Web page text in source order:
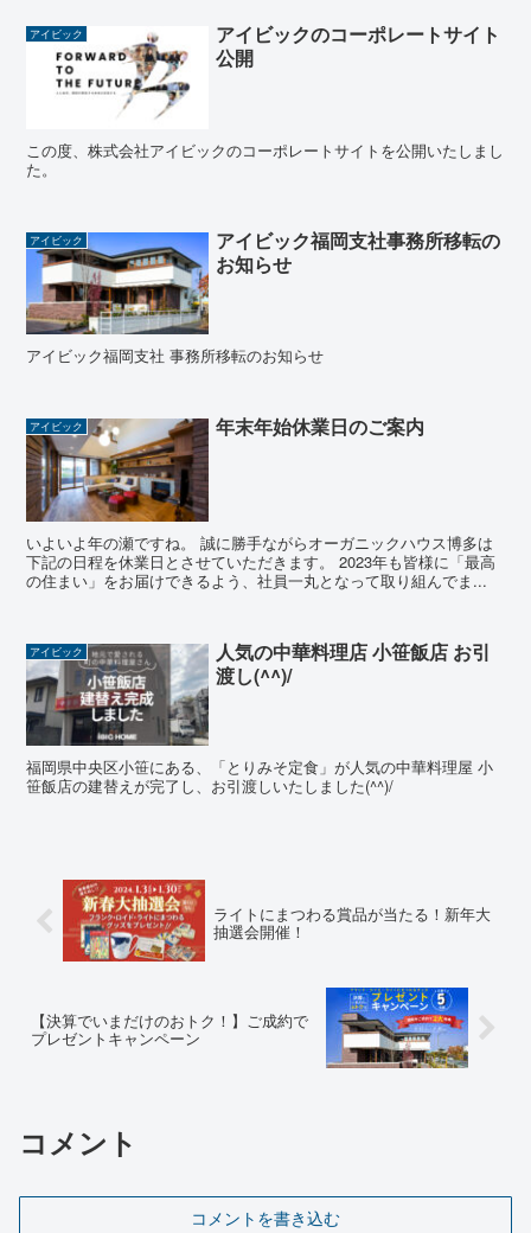
アイビック
アイビックのコーポレートサイト
公開
この度、株式会社アイビックのコーポレートサイトを公開いたしまし
た。
アイビック
アイビック福岡支社事務所移転の
お知らせ
アイビック福岡支社 事務所移転のお知らせ
アイビック 年末年始休業日のご案内
いよいよ年の瀬ですね。 誠に勝手ながらオーガニックハウス博多は
下記の日程を休業日とさせていただきます。 2023年も皆様に「最高
の住まい」をお届けできるよう、社員一丸となって取り組んでま...
アイビック
人気の中華料理店 小笹飯店 お引
渡し(^^)/
福岡県中央区小笹にある、「とりみそ定食」が人気の中華料理屋 小
笹飯店の建替えが完了し、お引渡しいたしました(^^)/
ライトにまつわる賞品が当たる！新年大
抽選会開催！
【決算でいまだけのおトク！】ご成約で
プレゼントキャンペーン
コメント
コメントを書き込む